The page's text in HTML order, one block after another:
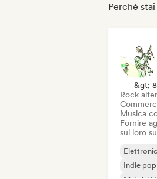
Perché
&gt;
Rock
Musica
Fornire
sul loro
Indie pop